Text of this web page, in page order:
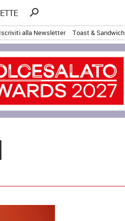
Ricerca
search
Iscriviti alla Newsletter Toast &